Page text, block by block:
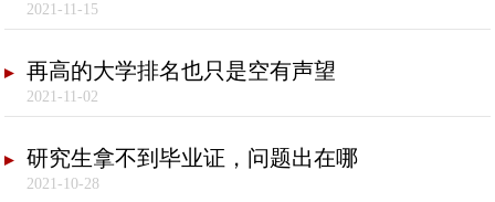
2021-11-15
再高的大学排名也只是空有声望
2021-11-02
研究生拿不到毕业证，问题出在哪
2021-10-28